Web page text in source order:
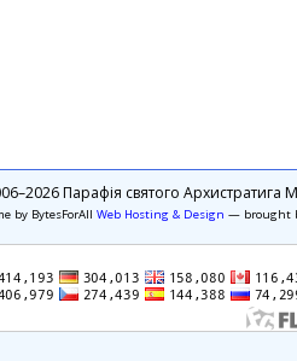
Парафія святого Архистратига
by BytesForAll Web Hosting & Design — brought